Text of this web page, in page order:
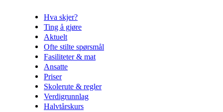
Hva skjer?
Ting å gjøre
Aktuelt
Ofte stilte spørsmål
Fasiliteter & mat
Ansatte
Priser
Skolerute & regler
Verdigrunnlag
Halvtårskurs